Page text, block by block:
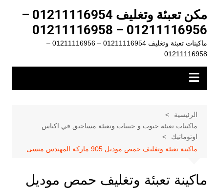
المحتوى
مكن تعبئة وتغليف 01211116954 –
01211116956 – 01211116958
ماكينات تعبئة وتغليف 01211116954 – 01211116956 –
01211116958
الرئيسية
ماكينات تعبئة حبوب و حبيبات وتعبئة مساحيق في اكياس
اوتوماتيك
ماكينة تعبئة وتغليف حمص موديل 905 ماركة المهندس منسى
ماكينة تعبئة وتغليف حمص موديل